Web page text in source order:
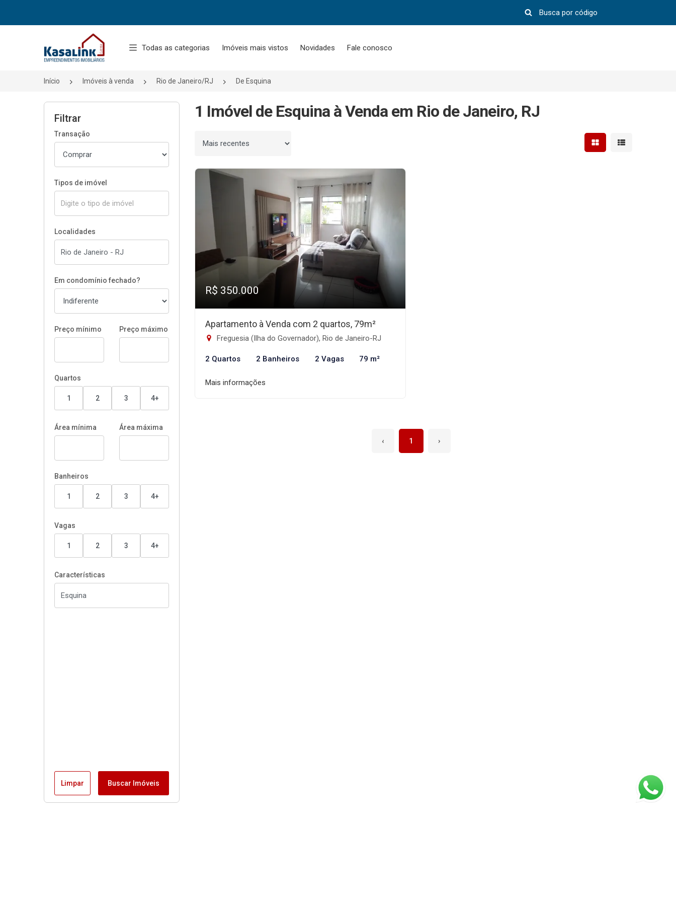
Página inicial
Todas as categorias Imóveis mais vistos Novidades Fale conosco
Início Imóveis à venda Rio de Janeiro/RJ De Esquina
Filtrar
Transação
Tipos de imóvel
Localidades
Em condomínio fechado?
Preço mínimo Preço máximo
Quartos
1 2 3 4+
Área mínima Área máxima
Banheiros
1 2 3 4+
Vagas
1 2 3 4+
Características
Limpar Buscar Imóveis
1 Imóvel de Esquina à Venda em Rio de Janeiro, RJ
Ordenar por Mostrar resultados em
Mostrar
R$ 350.000
Apartamento à Venda com 2 quartos, 79m²
Freguesia (Ilha do Governador), Rio de Janeiro-RJ
2 Quartos 2 Banheiros 2 Vagas 79 m²
Mais informações
‹ 1 ›